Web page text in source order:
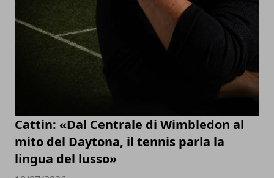
Cattin: «Dal Centrale di Wimbledon al
mito del Daytona, il tennis parla la
lingua del lusso»